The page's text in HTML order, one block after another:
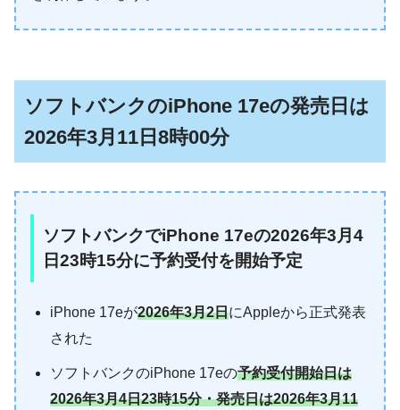
ソフトバンクのiPhone 17eの発売日は
2026年3月11日8時00分
ソフトバンクでiPhone 17eの2026年3月4
日23時15分に予約受付を開始予定
iPhone 17eが2026年3月2日にAppleから正式発表
された
ソフトバンクのiPhone 17eの予約受付開始日は
2026年3月4日23時15分・発売日は2026年3月11